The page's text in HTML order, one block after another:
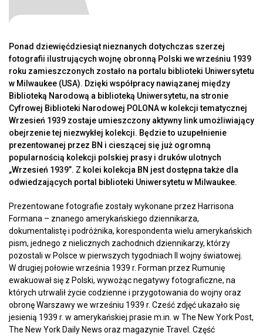
Ponad dziewięćdziesiąt nieznanych dotychczas szerzej
fotografii ilustrujących wojnę obronną Polski we wrześniu 1939
roku zamieszczonych zostało na portalu biblioteki Uniwersytetu
w Milwaukee (USA). Dzięki współpracy nawiązanej między
Biblioteką Narodową a biblioteką Uniwersytetu, na stronie
Cyfrowej Biblioteki Narodowej POLONA w kolekcji tematycznej
Wrzesień 1939 zostaje umieszczony aktywny link umożliwiający
obejrzenie tej niezwykłej kolekcji. Będzie to uzupełnienie
prezentowanej przez BN i cieszącej się już ogromną
popularnością kolekcji polskiej prasy i druków ulotnych
„Wrzesień 1939”. Z kolei kolekcja BN jest dostępna także dla
odwiedzających portal biblioteki Uniwersytetu w Milwaukee.
Prezentowane fotografie zostały wykonane przez Harrisona
Formana – znanego amerykańskiego dziennikarza,
dokumentalistę i podróżnika, korespondenta wielu amerykańskich
pism, jednego z nielicznych zachodnich dziennikarzy, którzy
pozostali w Polsce w pierwszych tygodniach II wojny światowej.
W drugiej połowie września 1939 r. Forman przez Rumunię
ewakuował się z Polski, wywożąc negatywy fotograficzne, na
których utrwalił życie codzienne i przygotowania do wojny oraz
obronę Warszawy we wrześniu 1939 r. Cześć zdjęć ukazało się
jesienią 1939 r. w amerykańskiej prasie m.in. w The New York Post,
The New York Daily News oraz magazynie Travel. Część